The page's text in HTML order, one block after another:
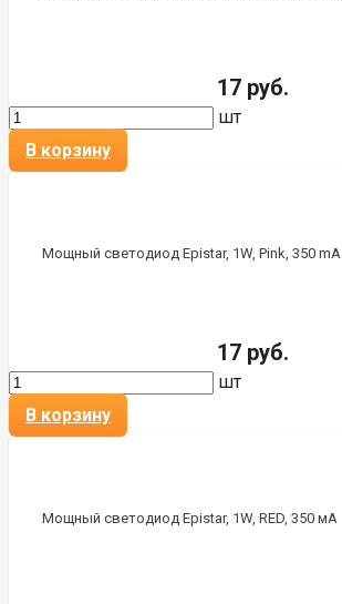
17 руб.
шт
В корзину
Мощный светодиод Epistar, 1W, Pink, 350 mA
17 руб.
шт
В корзину
Мощный светодиод Epistar, 1W, RED, 350 мА